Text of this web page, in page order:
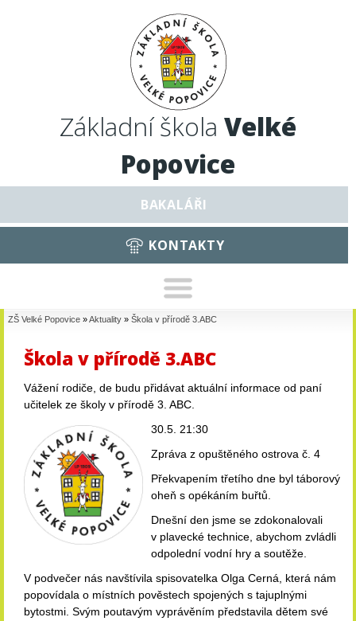
Základní škola Velké
Popovice
BAKALÁŘI
KONTAKTY
ZŠ Velké Popovice » Aktuality » Škola v přírodě 3.ABC
Škola v přírodě 3.ABC
Vážení rodiče, de budu přidávat aktuální informace od paní
učitelek ze školy v přírodě 3. ABC.
30.5. 21:30
Zpráva z opuštěného ostrova č. 4
Překvapením třetího dne byl táborový
oheň s opékáním buřtů.
Dnešní den jsme se zdokonalovali
v plavecké technice, abychom zvládli
odpolední vodní hry a soutěže.
V podvečer nás navštívila spisovatelka Olga Cerná, která nám
popovídala o místních pověstech spojených s tajuplnými
bytostmi. Svým poutavým vyprávěním představila dětem své